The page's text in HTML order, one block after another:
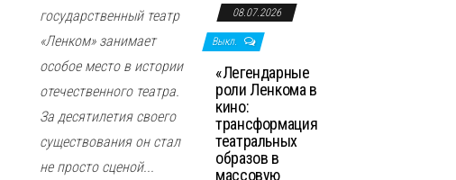
государственный театр
«Ленком» занимает
особое место в истории
отечественного театра.
За десятилетия своего
существования он стал
не просто сценой...
08.07.2026
Выкл.
«Легендарные
роли Ленкома в
кино:
трансформация
театральных
образов в
массовую